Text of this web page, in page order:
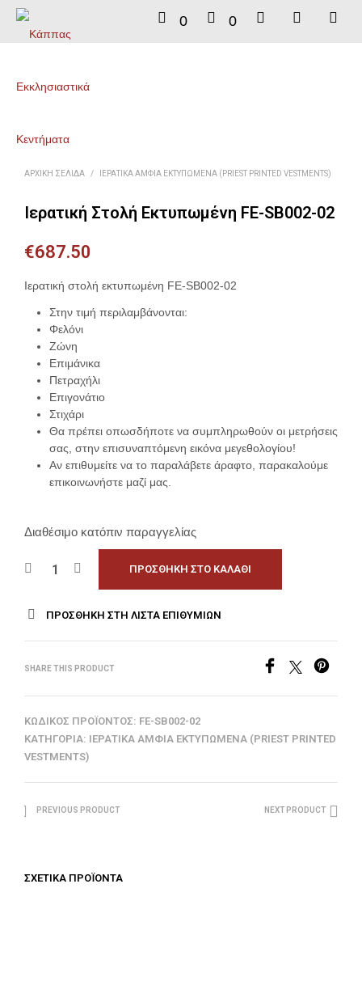
0 0
ΑΡΧΙΚΉ ΣΕΛΊΔΑ / ΙΕΡΑΤΙΚΆ ΆΜΦΙΑ ΕΚΤΥΠΩΜΈΝΑ (PRIEST PRINTED VESTMENTS)
Ιερατική Στολή Εκτυπωμένη FE-SB002-02
€687.50
Ιερατική στολή εκτυπωμένη FE-SB002-02
Στην τιμή περιλαμβάνονται:
Φελόνι
Ζώνη
Επιμάνικα
Πετραχήλι
Επιγονάτιο
Στιχάρι
Θα πρέπει οπωσδήποτε να συμπληρωθούν οι μετρήσεις
σας, στην επισυναπτόμενη εικόνα μεγεθολογίου!
Αν επιθυμείτε να το παραλάβετε άραφτο, παρακαλούμε
επικοινωνήστε μαζί μας.
Διαθέσιμο κατόπιν παραγγελίας
ΠΡΟΣΘΉΚΗ ΣΤΟ ΚΑΛΆΘΙ
ΠΡΟΣΘΉΚΗ ΣΤΗ ΛΊΣΤΑ ΕΠΙΘΥΜΙΏΝ
SHARE THIS PRODUCT
ΚΩΔΙΚΌΣ ΠΡΟΪΌΝΤΟΣ: FE-SB002-02
ΚΑΤΗΓΟΡΊΑ: ΙΕΡΑΤΙΚΆ ΆΜΦΙΑ ΕΚΤΥΠΩΜΈΝΑ (PRIEST PRINTED
VESTMENTS)
PREVIOUS PRODUCT NEXT PRODUCT
ΣΧΕΤΙΚΆ ΠΡΟΪΌΝΤΑ